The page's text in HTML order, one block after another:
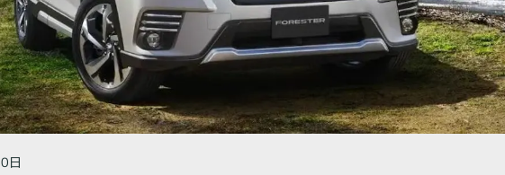
車の森
なかもず店 0800-830-3347
閉じる
日